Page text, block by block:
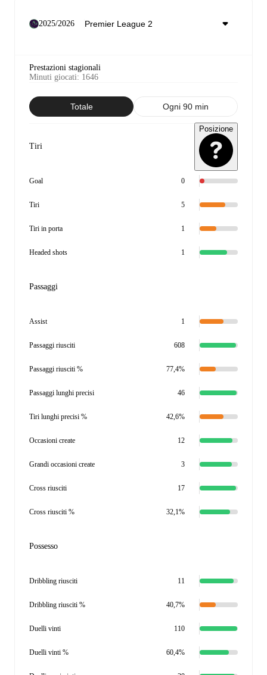
2025/2026
Prestazioni stagionali
Minuti giocati: 1646
Totale Ogni 90 min
Tiri
Posizione
Goal 0
Tiri 5
Tiri in porta 1
Headed shots 1
Passaggi
Assist 1
Passaggi riusciti 608
Passaggi riusciti % 77,4%
Passaggi lunghi precisi 46
Tiri lunghi precisi % 42,6%
Occasioni create 12
Grandi occasioni create 3
Cross riusciti 17
Cross riusciti % 32,1%
Possesso
Dribbling riusciti 11
Dribbling riusciti % 40,7%
Duelli vinti 110
Duelli vinti % 60,4%